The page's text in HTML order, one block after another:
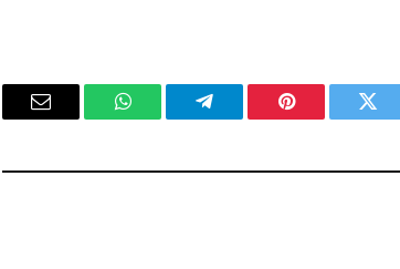
تويتر بينتيريستتيلقرام واتساب
البريد